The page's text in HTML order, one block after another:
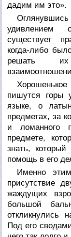
дадим им это».
Оглянувшись
удивлением
существует
когда-либо
решать их
пишутся горы
языке, о
предметах, за
и ломанного
предмете,
знать,
помощь в его
Именно
присутствие
жаждущих
большой
откликнулись
Под его